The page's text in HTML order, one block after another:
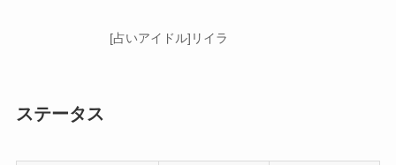
[占いアイドル]リイラ
ステータス